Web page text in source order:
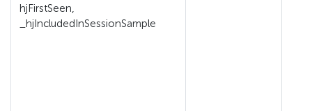
hjFirstSeen,
_hjIncludedInSessionSample